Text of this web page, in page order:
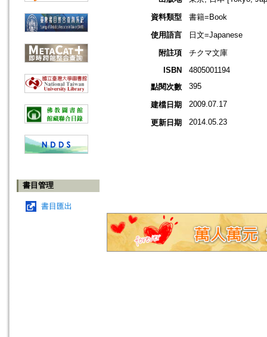
書目管理
書目匯出
資料類型
書籍=Book
使用語言
日文=Japanese
附註項
チクマ文庫
ISBN
4805001194
點閱次數
395
建檔日期 2009.07.17
更新日期 2014.05.23